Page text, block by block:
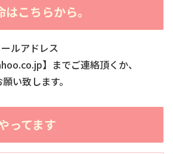
こちらから。
ルアドレス
】までご連絡頂くか、
い致します。
ってます